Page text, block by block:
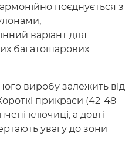
поєднується з
варіант для
багатошарових
виробу залежить від
прикраси (42-48
ключиці, а довгі
увагу до зони